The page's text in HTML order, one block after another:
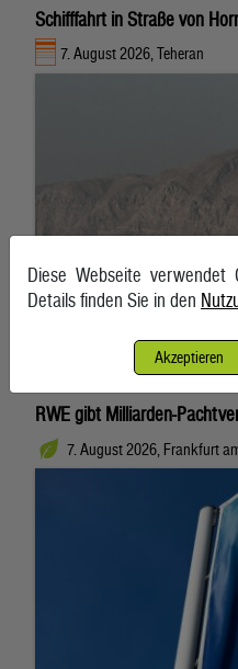
Schifffahrt in Straße von
7. August 2026, Teheran
RWE gibt Milliarden-
7. August 2026, Frankfurt
Diese Webseite verwendet
Details finden Sie in den
Akzeptieren